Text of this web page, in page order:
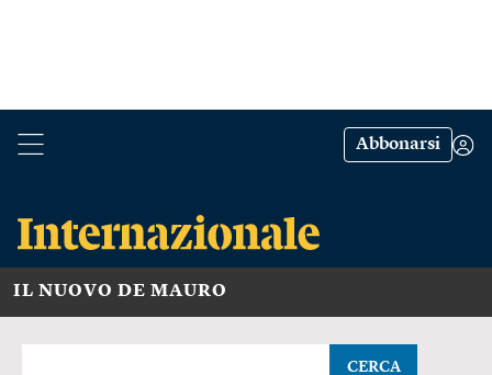
Abbonarsi
IL NUOVO DE MAURO
CERCA